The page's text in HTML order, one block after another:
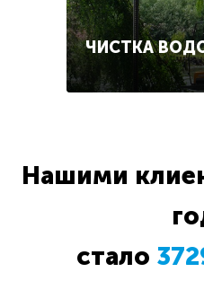
ЧИСТКА
Нашими
стало